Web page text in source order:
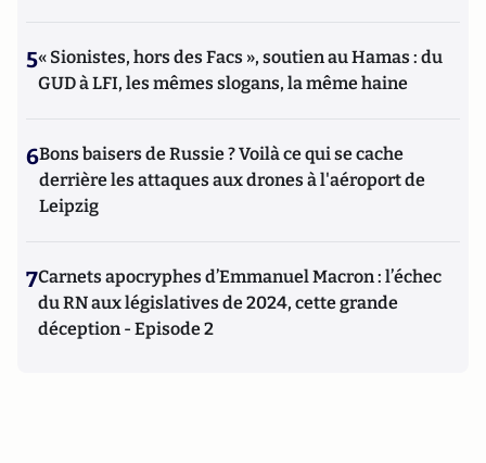
5« Sionistes, hors des Facs », soutien au Hamas : du
GUD à LFI, les mêmes slogans, la même haine
6Bons baisers de Russie ? Voilà ce qui se cache
derrière les attaques aux drones à l'aéroport de
Leipzig
7Carnets apocryphes d’Emmanuel Macron : l’échec
du RN aux législatives de 2024, cette grande
déception - Episode 2